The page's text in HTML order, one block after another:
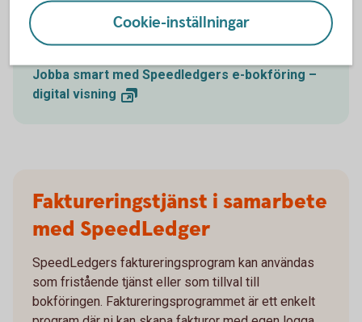
Se en digital visning av de viktigaste funktionerna,
när det passar er.
Jobba smart med Speedledgers e-bokföring –
digital visning
Faktureringstjänst i samarbete
med SpeedLedger
SpeedLedgers faktureringsprogram kan användas
som fristående tjänst eller som tillval till
bokföringen. Faktureringsprogrammet är ett enkelt
Cookie-inställningar